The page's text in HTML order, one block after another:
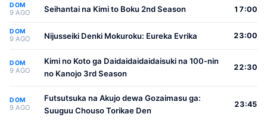
DOM
9 AGO Seihantai na Kimi to Boku 2nd Season 17:00
DOM
9 AGO Nijusseiki Denki Mokuroku: Eureka Evrika 23:00
DOM
9 AGO
Kimi no Koto ga Daidaidaidaidaisuki na 100-nin
no Kanojo 3rd Season
22:30
DOM
9 AGO
Futsutsuka na Akujo dewa Gozaimasu ga:
Suuguu Chouso Torikae Den
23:45